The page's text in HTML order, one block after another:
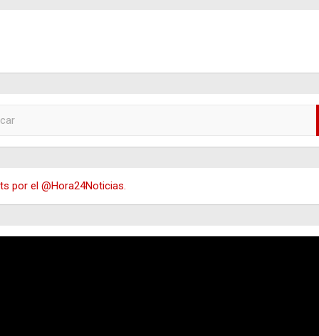
por el @Hora24Noticias.